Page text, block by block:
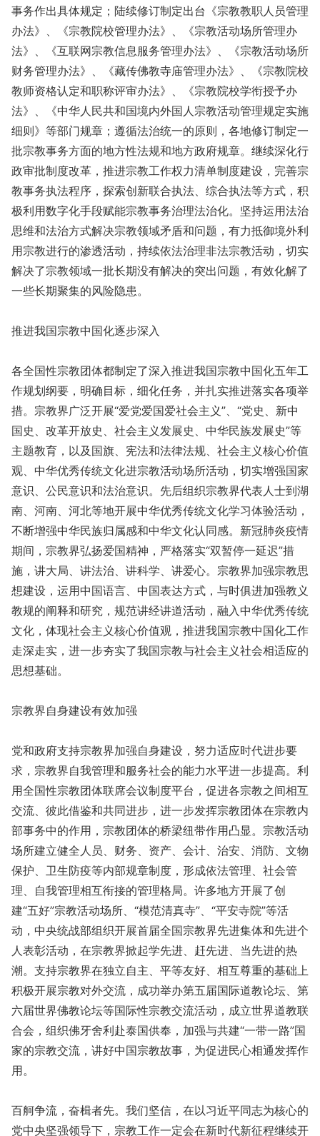
事务作出具体规定；陆续修订制定出台《宗教教职人员管理
办法》、《宗教院校管理办法》、《宗教活动场所管理办
法》、《互联网宗教信息服务管理办法》、《宗教活动场所
财务管理办法》、《藏传佛教寺庙管理办法》、《宗教院校
教师资格认定和职称评审办法》、《宗教院校学衔授予办
法》、《中华人民共和国境内外国人宗教活动管理规定实施
细则》等部门规章；遵循法治统一的原则，各地修订制定一
批宗教事务方面的地方性法规和地方政府规章。继续深化行
政审批制度改革，推进宗教工作权力清单制度建设，完善宗
教事务执法程序，探索创新联合执法、综合执法等方式，积
极利用数字化手段赋能宗教事务治理法治化。坚持运用法治
思维和法治方式解决宗教领域矛盾和问题，有力抵御境外利
用宗教进行的渗透活动，持续依法治理非法宗教活动，切实
解决了宗教领域一批长期没有解决的突出问题，有效化解了
一些长期聚集的风险隐患。
推进我国宗教中国化逐步深入
各全国性宗教团体都制定了深入推进我国宗教中国化五年工
作规划纲要，明确目标，细化任务，并扎实推进落实各项举
措。宗教界广泛开展“爱党爱国爱社会主义”、“党史、新中
国史、改革开放史、社会主义发展史、中华民族发展史”等
主题教育，以及国旗、宪法和法律法规、社会主义核心价值
观、中华优秀传统文化进宗教活动场所活动，切实增强国家
意识、公民意识和法治意识。先后组织宗教界代表人士到湖
南、河南、河北等地开展中华优秀传统文化学习体验活动，
不断增强中华民族归属感和中华文化认同感。新冠肺炎疫情
期间，宗教界弘扬爱国精神，严格落实“双暂停一延迟”措
施，讲大局、讲法治、讲科学、讲爱心。宗教界加强宗教思
想建设，运用中国语言、中国表达方式，与时俱进加强教义
教规的阐释和研究，规范讲经讲道活动，融入中华优秀传统
文化，体现社会主义核心价值观，推进我国宗教中国化工作
走深走实，进一步夯实了我国宗教与社会主义社会相适应的
思想基础。
宗教界自身建设有效加强
党和政府支持宗教界加强自身建设，努力适应时代进步要
求，宗教界自我管理和服务社会的能力水平进一步提高。利
用全国性宗教团体联席会议制度平台，促进各宗教之间相互
交流、彼此借鉴和共同进步，进一步发挥宗教团体在宗教内
部事务中的作用，宗教团体的桥梁纽带作用凸显。宗教活动
场所建立健全人员、财务、资产、会计、治安、消防、文物
保护、卫生防疫等内部规章制度，形成依法管理、社会管
理、自我管理相互衔接的管理格局。许多地方开展了创
建“五好”宗教活动场所、“模范清真寺”、“平安寺院”等活
动，中央统战部组织开展首届全国宗教界先进集体和先进个
人表彰活动，在宗教界掀起学先进、赶先进、当先进的热
潮。支持宗教界在独立自主、平等友好、相互尊重的基础上
积极开展宗教对外交流，成功举办第五届国际道教论坛、第
六届世界佛教论坛等国际性宗教交流活动，成立世界道教联
合会，组织佛牙舍利赴泰国供奉，加强与共建“一带一路”国
家的宗教交流，讲好中国宗教故事，为促进民心相通发挥作
用。
百舸争流，奋楫者先。我们坚信，在以习近平同志为核心的
党中央坚强领导下，宗教工作一定会在新时代新征程继续开